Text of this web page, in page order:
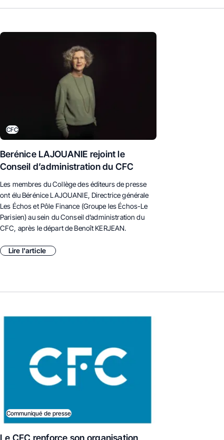
CFC
Berénice LAJOUANIE rejoint le
Conseil d’administration du CFC
Les membres du Collège des éditeurs de presse
ont élu Bérénice LAJOUANIE, Directrice générale
Les Échos et Pôle Finance (Groupe les Échos-Le
Parisien) au sein du Conseil d’administration du
CFC, après le départ de Benoît KERJEAN.
Lire l'article
Communiqué de presse
Le CFC renforce son organisation